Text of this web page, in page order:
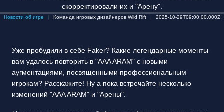
скорректировали их и "Арену".
Новости об игре Команда игровых дизайнеров Wild Rift 2025-10-29T09:00:00.000Z
Уже пробудили в себе Faker? Какие легендарные моменты
вам удалось повторить в "AAA ARAM" с новыми
аугментациями, посвященными профессиональным
игрокам? Расскажите! Ну а пока встречайте несколько
изменений "AAA ARAM" и "Арены".